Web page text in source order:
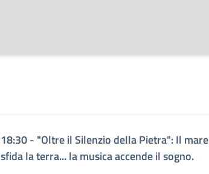
18:30 - "Oltre il Silenzio della Pietra": Il mare
sfida la terra... la musica accende il sogno.